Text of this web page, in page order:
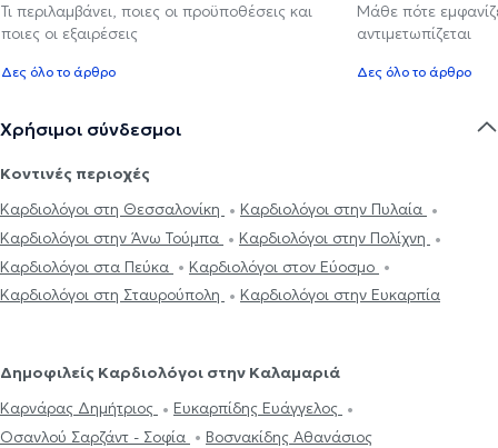
Τι περιλαμβάνει, ποιες οι προϋποθέσεις και
ποιες οι εξαιρέσεις
Δες όλο το άρθρο
Μάθε πότε
αντιμετωπίζεται
Δες όλο το άρθρο
Χρήσιμοι σύνδεσμοι
Κοντινές περιοχές
Καρδιολόγοι στη Θεσσαλονίκη
Καρδιολόγοι στην Πυλαία
Καρδιολόγοι στην Άνω Τούμπα
Καρδιολόγοι στην Πολίχνη
Καρδιολόγοι στα Πεύκα
Καρδιολόγοι στον Εύοσμο
Καρδιολόγοι στη Σταυρούπολη
Καρδιολόγοι στην Ευκαρπία
Δημοφιλείς Καρδιολόγοι στην Καλαμαριά
Καρνάρας Δημήτριος
Ευκαρπίδης Ευάγγελος
Οσανλού Σαρζάντ - Σοφία
Βοσνακίδης Αθανάσιος